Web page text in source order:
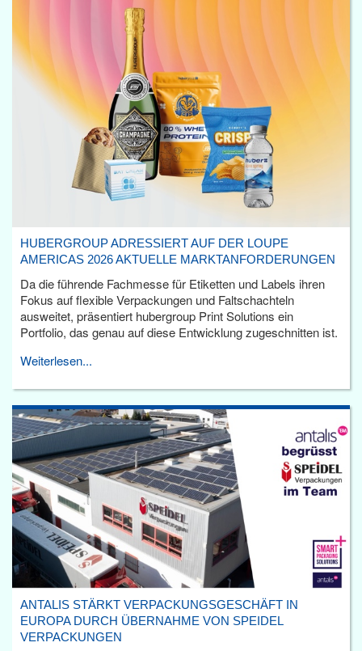
HUBERGROUP ADRESSIERT AUF DER LOUPE
AMERICAS 2026 AKTUELLE MARKTANFORDERUNGEN
Da die führende Fachmesse für Etiketten und Labels ihren
Fokus auf flexible Verpackungen und Faltschachteln
ausweitet, präsentiert hubergroup Print Solutions ein
Portfolio, das genau auf diese Entwicklung zugeschnitten ist.
Weiterlesen...
ANTALIS STÄRKT VERPACKUNGSGESCHÄFT IN
EUROPA DURCH ÜBERNAHME VON SPEIDEL
VERPACKUNGEN